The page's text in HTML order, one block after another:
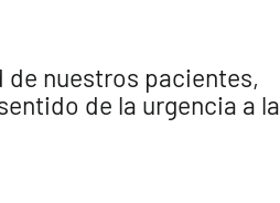
de nuestros pacientes,
de la urgencia a la